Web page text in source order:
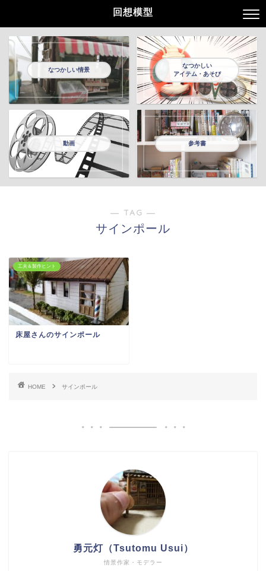
回想模型
なつかしい情景
なつかしい
アイテム・あそび
動画 参考書
― TAG ―
サインポール
工夫＆製作ヒント
床屋さんのサインポール
HOME サインポール
情景作家・モデラー
勇元灯（Tsutomu Usui）